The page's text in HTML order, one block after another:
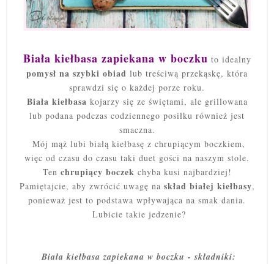
Biała kiełbasa zapiekana w boczku to idealny
pomysł na szybki obiad lub treściwą przekąskę, która
sprawdzi się o każdej porze roku.
Biała kiełbasa kojarzy się ze świętami, ale grillowana
lub podana podczas codziennego posiłku również jest
smaczna.
Mój mąż lubi białą kiełbasę z chrupiącym boczkiem,
więc od czasu do czasu taki duet gości na naszym stole.
Ten chrupiący boczek chyba kusi najbardziej!
Pamiętajcie, aby zwrócić uwagę na skład białej kiełbasy,
ponieważ jest to podstawa wpływająca na smak dania.
Lubicie takie jedzenie?
Biała kiełbasa zapiekana w boczku - składniki: